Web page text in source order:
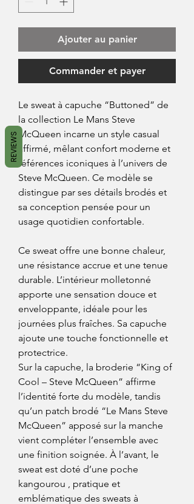
Ajouter au panier
Commander et payer
Le sweat à capuche “Buttoned” de
la collection Le Mans Steve
McQueen incarne un style casual
affirmé, mêlant confort moderne et
références iconiques à l’univers de
Steve McQueen. Ce modèle se
distingue par ses détails brodés et
sa conception pensée pour un
usage quotidien confortable.
Ce sweat offre une bonne chaleur,
une résistance accrue et une tenue
durable. L’intérieur molletonné
apporte une sensation douce et
enveloppante, idéale pour les
journées plus fraîches. Sa capuche
ajoute une touche fonctionnelle et
protectrice.
Sur la capuche, la broderie “King of
Cool – Steve McQueen” affirme
l’identité forte du modèle, tandis
qu’un patch brodé “Le Mans Steve
McQueen” apposé sur la manche
vient compléter l’ensemble avec
une finition soignée. À l’avant, le
sweat est doté d’une poche
kangourou , pratique et
emblématique des sweats à
REVIEWS